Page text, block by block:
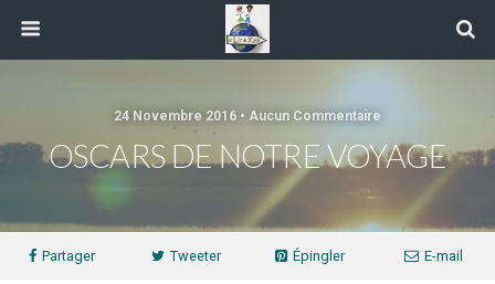
24 Novembre 2016 • Aucun Commentaire
OSCARS DE NOTRE VOYAGE
Partager Tweeter Épingler E-mail